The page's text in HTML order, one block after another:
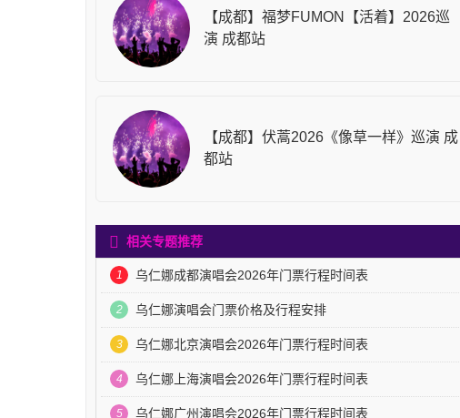
【成都】福梦FUMON【活着】2026巡
演 成都站
【成都】伏蒿2026《像草一样》巡演 成
都站
相关专题推荐
1 乌仁娜成都演唱会2026年门票行程时间表
2 乌仁娜演唱会门票价格及行程安排
3 乌仁娜北京演唱会2026年门票行程时间表
4 乌仁娜上海演唱会2026年门票行程时间表
5 乌仁娜广州演唱会2026年门票行程时间表